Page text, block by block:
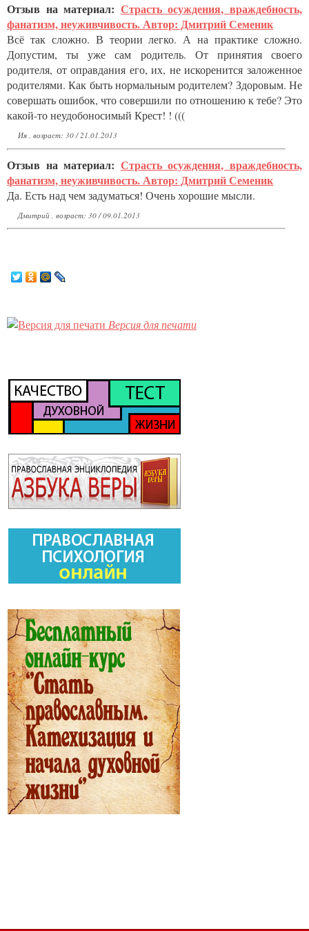
Отзыв на материал: Страсть осуждения, враждебность,
фанатизм, неуживчивость. Автор: Дмитрий Семеник
Всё так сложно. В теории легко. А на практике сложно.
Допустим, ты уже сам родитель. От принятия своего
родителя, от оправдания его, их, не искоренится заложенное
родителями. Как быть нормальным родителем? Здоровым. Не
совершать ошибок, что совершили по отношению к тебе? Это
какой-то неудобоносимый Крест! ! (((
Ия , возраст: 30 / 21.01.2013
Отзыв на материал: Страсть осуждения, враждебность,
фанатизм, неуживчивость. Автор: Дмитрий Семеник
Да. Есть над чем задуматься! Очень хорошие мысли.
Дмитрий , возраст: 30 / 09.01.2013
Версия для печати